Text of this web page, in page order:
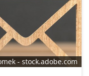
- stock.adobe.com